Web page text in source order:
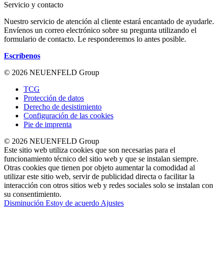
Servicio y contacto
Nuestro servicio de atención al cliente estará encantado de ayudarle.
Envíenos un correo electrónico sobre su pregunta utilizando el
formulario de contacto. Le responderemos lo antes posible.
Escríbenos
© 2026 NEUENFELD Group
TCG
Protección de datos
Derecho de desistimiento
Configuración de las cookies
Pie de imprenta
© 2026 NEUENFELD Group
Este sitio web utiliza cookies que son necesarias para el
funcionamiento técnico del sitio web y que se instalan siempre.
Otras cookies que tienen por objeto aumentar la comodidad al
utilizar este sitio web, servir de publicidad directa o facilitar la
interacción con otros sitios web y redes sociales solo se instalan con
su consentimiento.
Disminución Estoy de acuerdo Ajustes